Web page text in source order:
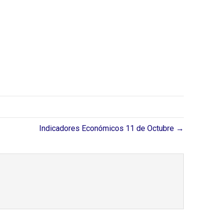
Indicadores Económicos 11 de Octubre →